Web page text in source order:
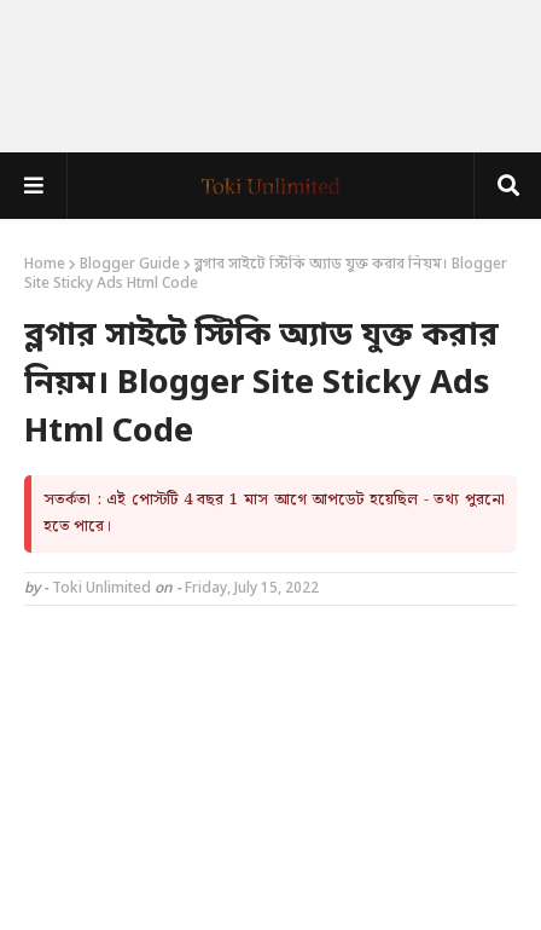
Home Blogger Guide
ব্লগার সাইটে স্টিকি অ্যাড যুক্ত করার নিয়ম। Blogger
Site Sticky Ads Html Code
ব্লগার সাইটে স্টিকি অ্যাড যুক্ত করার
নিয়ম। Blogger Site Sticky Ads
Html Code
সতর্কতা : এই পোস্টটি 4 বছর 1 মাস আগে আপডেট হয়েছিল - তথ্য পুরনো
হতে পারে।
by - Toki Unlimited on -Friday, July 15, 2022